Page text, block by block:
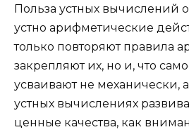
Польза устных вычислений
устно арифметические
только повторяют правила
закрепляют их, но и, что
усваивают не механически,
устных вычислениях
ценные качества, как